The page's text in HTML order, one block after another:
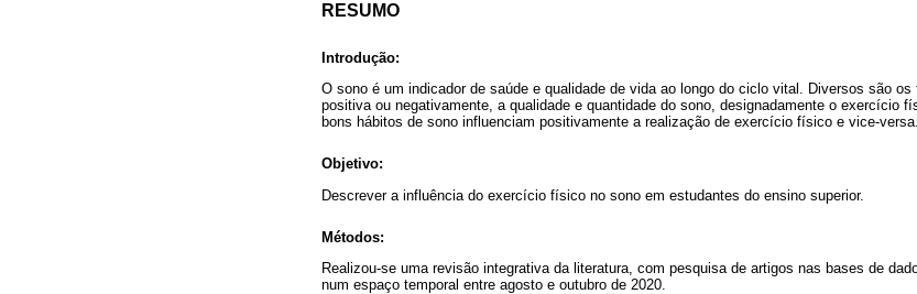
RESUMO
Introdução:
O sono é um indicador de saúde e qualidade de vida ao longo do ciclo vital. Diversos são os
positiva ou negativamente, a qualidade e quantidade do sono, designadamente o exercício
bons hábitos de sono influenciam positivamente a realização de exercício físico e vice-versa.
Objetivo:
Descrever a influência do exercício físico no sono em estudantes do ensino superior.
Métodos:
Realizou-se uma revisão integrativa da literatura, com pesquisa de artigos nas bases de
num espaço temporal entre agosto e outubro de 2020.